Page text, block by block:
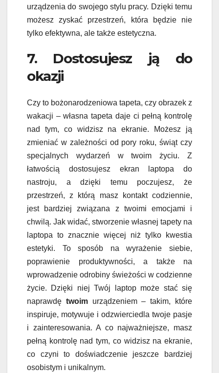
urządzenia do swojego stylu pracy. Dzięki temu
możesz zyskać przestrzeń, która będzie nie
tylko efektywna, ale także estetyczna.
7. Dostosujesz ją do
okazji
Czy to bożonarodzeniowa tapeta, czy obrazek z
wakacji – własna tapeta daje ci pełną kontrolę
nad tym, co widzisz na ekranie. Możesz ją
zmieniać w zależności od pory roku, świąt czy
specjalnych wydarzeń w twoim życiu. Z
łatwością dostosujesz ekran laptopa do
nastroju, a dzięki temu poczujesz, że
przestrzeń, z którą masz kontakt codziennie,
jest bardziej związana z twoimi emocjami i
chwilą. Jak widać, stworzenie własnej tapety na
laptopa to znacznie więcej niż tylko kwestia
estetyki. To sposób na wyrażenie siebie,
poprawienie produktywności, a także na
wprowadzenie odrobiny świeżości w codzienne
życie. Dzięki niej Twój laptop może stać się
naprawdę twoimurządzeniem – takim, które
inspiruje, motywuje i odzwierciedla twoje pasje
i zainteresowania. A co najważniejsze, masz
pełną kontrolę nad tym, co widzisz na ekranie,
co czyni to doświadczenie jeszcze bardziej
osobistym i unikalnym.